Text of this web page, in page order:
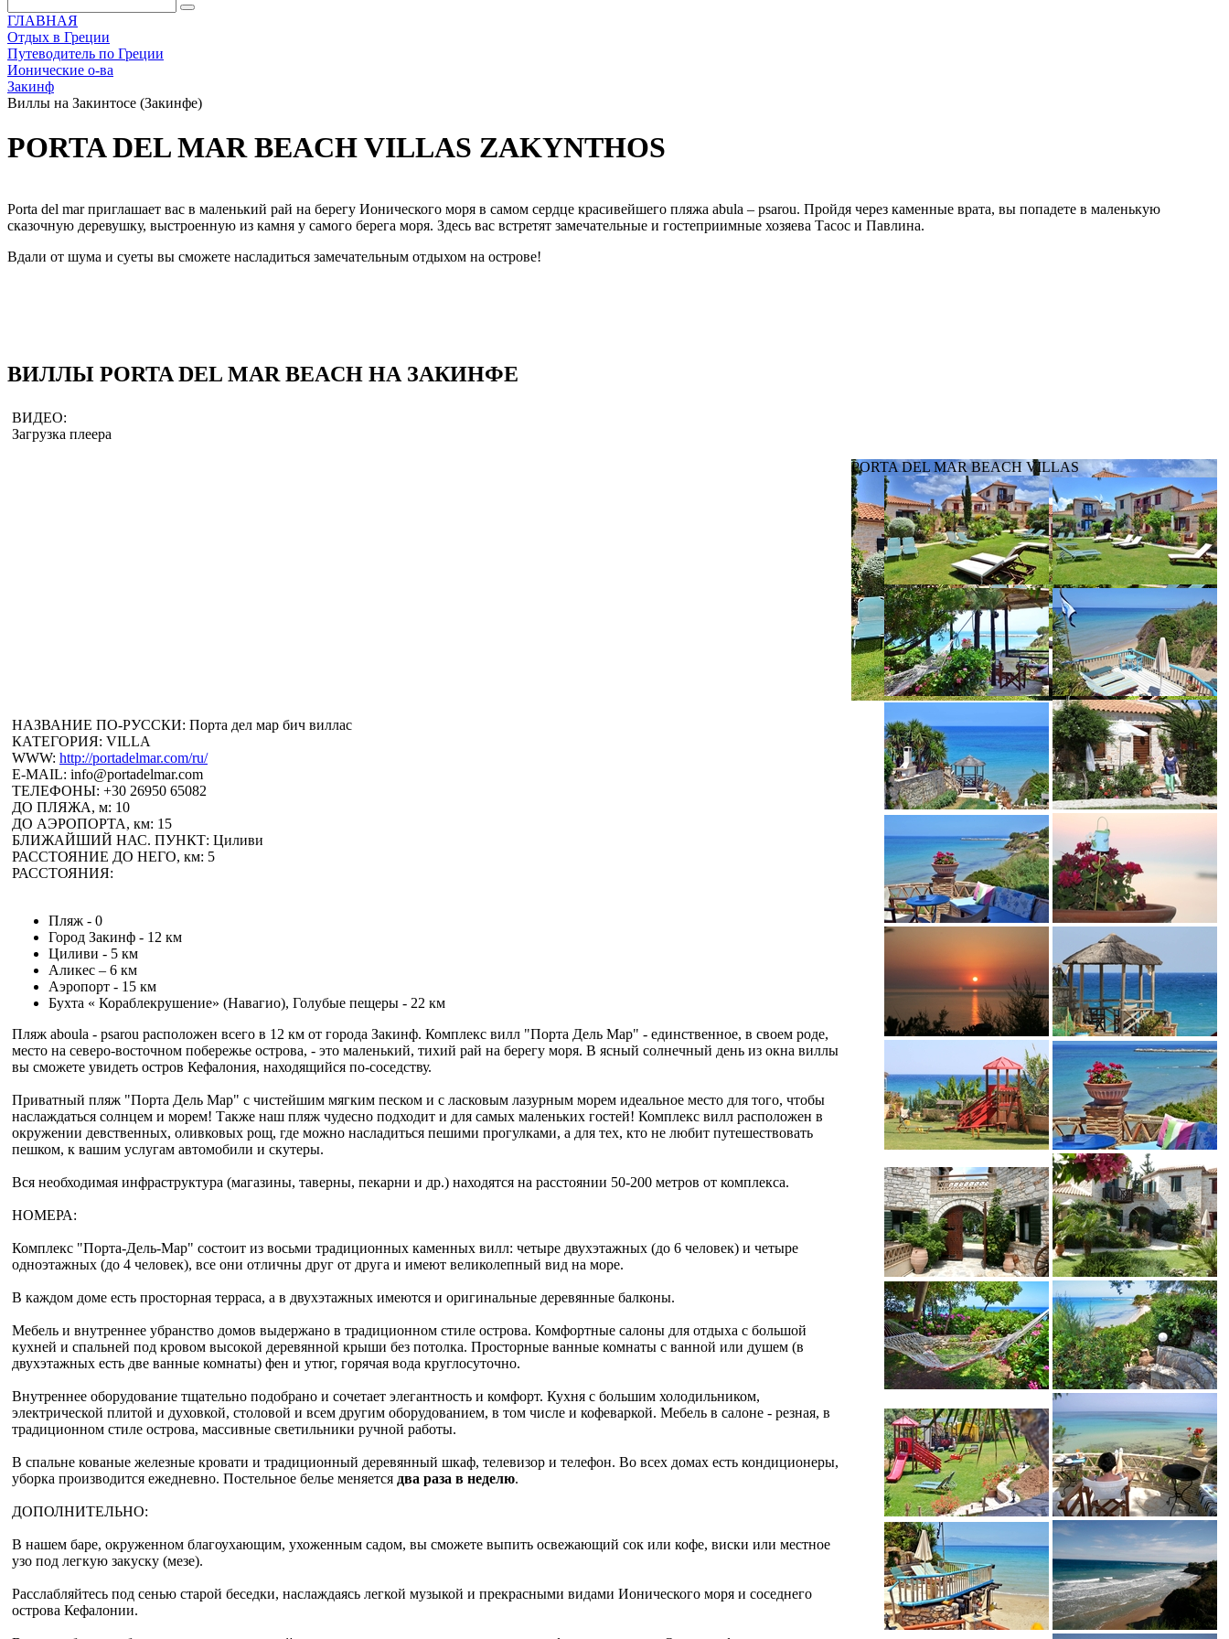
ГЛАВНАЯ
Отдых в Греции
Путеводитель по Греции
Ионические о-ва
Закинф
Виллы на Закинтосе (Закинфе)
PORTA DEL MAR BEACH VILLAS ZAKYNTHOS
Porta del mar приглашает вас в маленький рай на берегу Ионического моря в самом сердце красивейшего пляжа аbula – psarou. Пройдя через каменные врата, вы попадете в маленькую
сказочную деревушку, выстроенную из камня у самого берега моря. Здесь вас встретят замечательные и гостеприимные хозяева Тасос и Павлина.
Вдали от шума и суеты вы сможете насладиться замечательным отдыхом на острове!
ВИЛЛЫ PORTA DEL MAR BEACH НА ЗАКИНФЕ
ВИДЕО:
Загрузка плеера
НАЗВАНИЕ ПО-РУССКИ: Порта дел мар бич виллас
КАТЕГОРИЯ: VILLA
WWW: http://portadelmar.com/ru/
E-MAIL: info@portadelmar.com
ТЕЛЕФОНЫ: +30 26950 65082
ДО ПЛЯЖА, м: 10
ДО АЭРОПОРТА, км: 15
БЛИЖАЙШИЙ НАС. ПУНКТ: Циливи
РАССТОЯНИЕ ДО НЕГО, км: 5
РАССТОЯНИЯ:
Пляж - 0
Город Закинф - 12 км
Циливи - 5 км
Аликес – 6 км
Aэропорт - 15 км
Бухта « Кораблекрушение» (Навагио), Голубые пещеры - 22 км
Пляж aboula - psarou расположен всего в 12 км от города Закинф. Комплекс вилл "Порта Дель Мар" - единственное, в своем роде,
место на северо-восточном побережье острова, - это маленький, тихий рай на берегу моря. В ясный солнечный день из окна виллы
вы сможете увидеть остров Кефалония, находящийся по-соседству.
Приватный пляж "Порта Дель Мар" с чистейшим мягким песком и с ласковым лазурным морем идеальное место для того, чтобы
наслаждаться солнцем и морем! Также наш пляж чудесно подходит и для самых маленьких гостей! Комплекс вилл расположен в
окружении девственных, оливковых рощ, где можно насладиться пешими прогулками, а для тех, кто не любит путешествовать
пешком, к вашим услугам автомобили и скутеры.
Вся необходимая инфраструктура (магазины, таверны, пекарни и др.) находятся на расстоянии 50-200 метров от комплекса.
НОМЕРА:
Комплекс "Порта-Дель-Мар" состоит из восьми традиционных каменных вилл: четыре двухэтажных (до 6 человек) и четыре
одноэтажных (до 4 человек), все они отличны друг от друга и имеют великолепный вид на море.
В каждом доме есть просторная терраса, а в двухэтажных имеются и оригинальные деревянные балконы.
Мебель и внутреннее убранство домов выдержано в традиционном стиле острова. Комфортные салоны для отдыха с большой
кухней и спальней под кровом высокой деревянной крыши без потолка. Просторные ванные комнаты с ванной или душем (в
двухэтажных есть две ванные комнаты) фен и утюг, горячая вода круглосуточно.
Внутреннее оборудование тщательно подобрано и сочетает элегантность и комфорт. Кухня с большим холодильником,
электрической плитой и духовкой, столовой и всем другим оборудованием, в том числе и кофеваркой. Мебель в салоне - резная, в
традиционном стиле острова, массивные светильники ручной работы.
В спальне кованые железные кровати и традиционный деревянный шкаф, телевизор и телефон. Во всех домах есть кондиционеры,
уборка производится ежедневно. Постельное белье меняется два раза в неделю.
ДОПОЛНИТЕЛЬНО:
В нашем баре, окруженном благоухающим, ухоженным садом, вы сможете выпить освежающий сок или кофе, виски или местное
узо под легкую закуску (мезе).
Расслабляйтесь под сенью старой беседки, наслаждаясь легкой музыкой и прекрасными видами Ионического моря и соседнего
острова Кефалонии.
PORTA DEL MAR BEACH VILLAS